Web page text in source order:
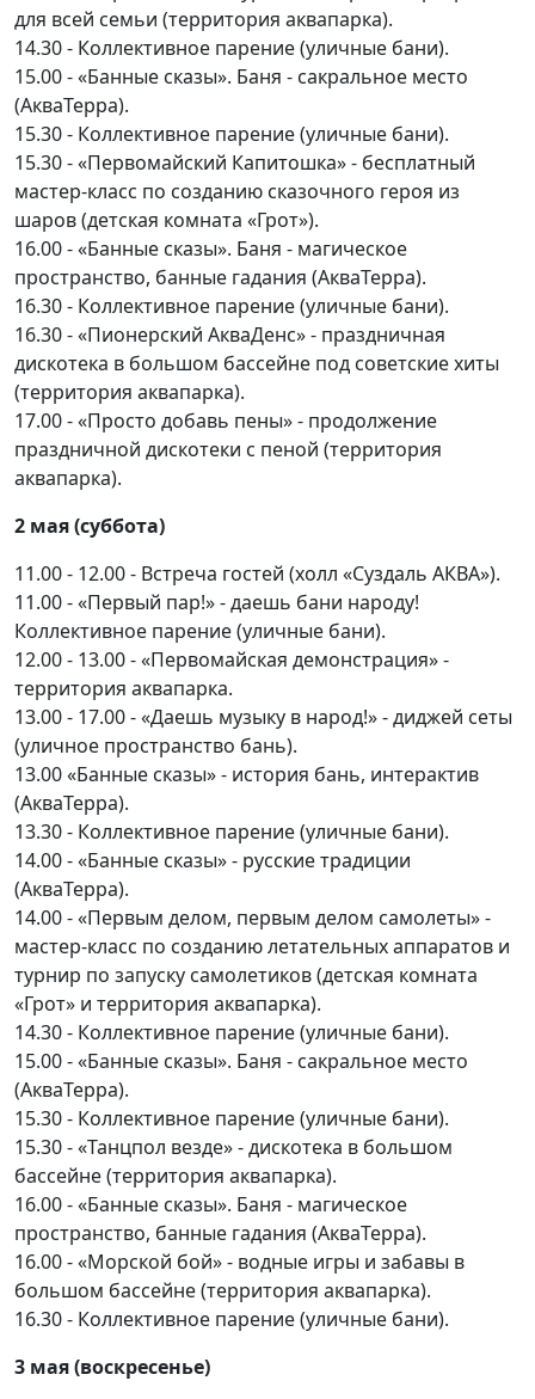
для всей семьи (территория аквапарка).
14.30 - Коллективное парение (уличные бани).
15.00 - «Банные сказы». Баня - сакральное место
(АкваТерра).
15.30 - Коллективное парение (уличные бани).
15.30 - «Первомайский Капитошка» - бесплатный
мастер-класс по созданию сказочного героя из
шаров (детская комната «Грот»).
16.00 - «Банные сказы». Баня - магическое
пространство, банные гадания (АкваТерра).
16.30 - Коллективное парение (уличные бани).
16.30 - «Пионерский АкваДенс» - праздничная
дискотека в большом бассейне под советские хиты
(территория аквапарка).
17.00 - «Просто добавь пены» - продолжение
праздничной дискотеки с пеной (территория
аквапарка).
2 мая (суббота)
11.00 - 12.00 - Встреча гостей (холл «Суздаль АКВА»).
11.00 - «Первый пар!» - даешь бани народу!
Коллективное парение (уличные бани).
12.00 - 13.00 - «Первомайская демонстрация» -
территория аквапарка.
13.00 - 17.00 - «Даешь музыку в народ!» - диджей сеты
(уличное пространство бань).
13.00 «Банные сказы» - история бань, интерактив
(АкваТерра).
13.30 - Коллективное парение (уличные бани).
14.00 - «Банные сказы» - русские традиции
(АкваТерра).
14.00 - «Первым делом, первым делом самолеты» -
мастер-класс по созданию летательных аппаратов и
турнир по запуску самолетиков (детская комната
«Грот» и территория аквапарка).
14.30 - Коллективное парение (уличные бани).
15.00 - «Банные сказы». Баня - сакральное место
(АкваТерра).
15.30 - Коллективное парение (уличные бани).
15.30 - «Танцпол везде» - дискотека в большом
бассейне (территория аквапарка).
16.00 - «Банные сказы». Баня - магическое
пространство, банные гадания (АкваТерра).
16.00 - «Морской бой» - водные игры и забавы в
большом бассейне (территория аквапарка).
16.30 - Коллективное парение (уличные бани).
3 мая (воскресенье)